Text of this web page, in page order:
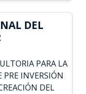
DEL
PARA LA
INVERSIÓN
DEL